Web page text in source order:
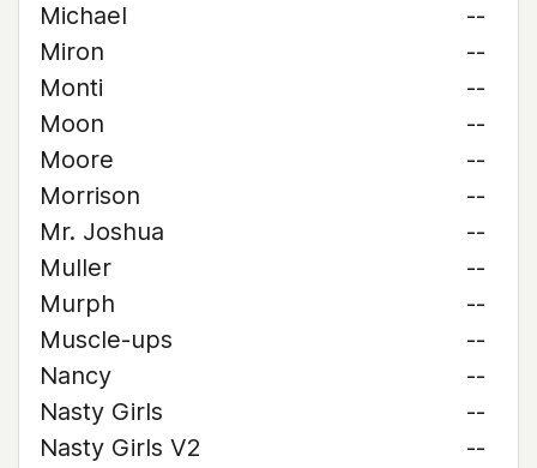
Michael
--
Miron
--
Monti
--
Moon
--
Moore
--
Morrison
--
Mr. Joshua
--
Muller
--
Murph
--
Muscle-ups
--
Nancy
--
Nasty Girls
--
Nasty Girls V2
--